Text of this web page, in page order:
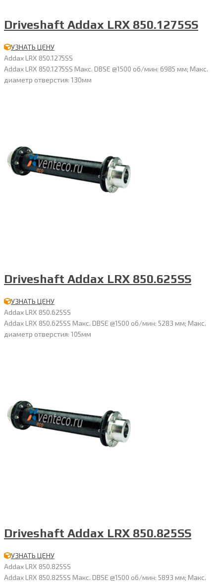
Driveshaft Addax LRX 850.1275SS
УЗНАТЬ ЦЕНУ
Addax LRX 850.1275SS
Addax LRX 850.1275SS Макс. DBSE @1500 об/мин: 6985 мм; Макс.
диаметр отверстия: 130мм
Driveshaft Addax LRX 850.625SS
УЗНАТЬ ЦЕНУ
Addax LRX 850.625SS
Addax LRX 850.625SS Макс. DBSE @1500 об/мин: 5283 мм; Макс.
диаметр отверстия: 105мм
Driveshaft Addax LRX 850.825SS
УЗНАТЬ ЦЕНУ
Addax LRX 850.825SS
Addax LRX 850.825SS Макс. DBSE @1500 об/мин: 5893 мм; Макс.